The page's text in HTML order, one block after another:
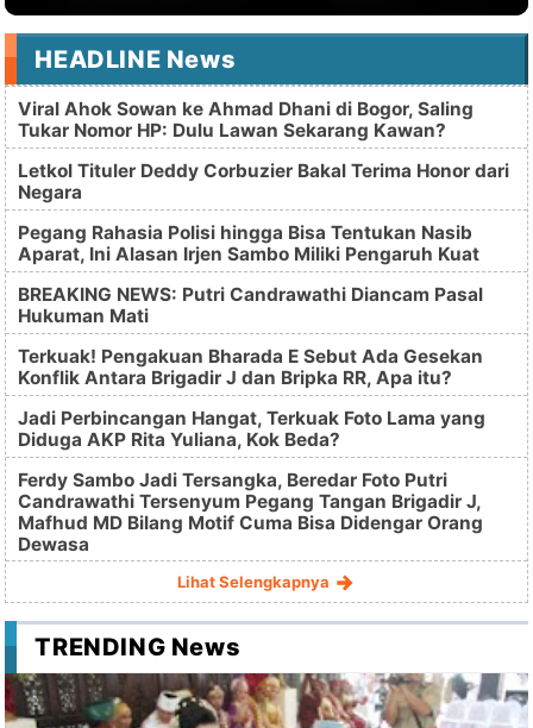
HEADLINE News
Viral Ahok Sowan ke Ahmad Dhani di Bogor, Saling
Tukar Nomor HP: Dulu Lawan Sekarang Kawan?
Letkol Tituler Deddy Corbuzier Bakal Terima Honor dari
Negara
Pegang Rahasia Polisi hingga Bisa Tentukan Nasib
Aparat, Ini Alasan Irjen Sambo Miliki Pengaruh Kuat
BREAKING NEWS: Putri Candrawathi Diancam Pasal
Hukuman Mati
Terkuak! Pengakuan Bharada E Sebut Ada Gesekan
Konflik Antara Brigadir J dan Bripka RR, Apa itu?
Jadi Perbincangan Hangat, Terkuak Foto Lama yang
Diduga AKP Rita Yuliana, Kok Beda?
Ferdy Sambo Jadi Tersangka, Beredar Foto Putri
Candrawathi Tersenyum Pegang Tangan Brigadir J,
Mafhud MD Bilang Motif Cuma Bisa Didengar Orang
Dewasa
Lihat Selengkapnya
TRENDING News